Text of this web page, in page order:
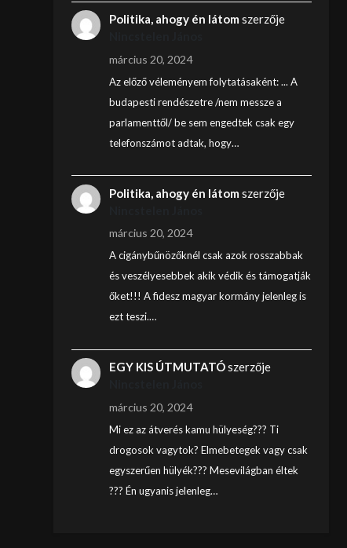
Politika, ahogy én látom szerzője
március 20, 2024
Az előző véleményem folytatásaként: ... A
budapesti rendészetre /nem messze a
parlamenttől/ be sem engedtek csak egy
telefonszámot adtak, hogy…
Politika, ahogy én látom szerzője
március 20, 2024
A cigánybűnözőknél csak azok rosszabbak
és veszélyesebbek akik védik és támogatják
őket!!! A fidesz magyar kormány jelenleg is
ezt teszi.…
EGY KIS ÚTMUTATÓszerzője
március 20, 2024
Mi ez az átverés kamu hülyeség??? Ti
drogosok vagytok? Elmebetegek vagy csak
egyszerűen hülyék??? Mesevilágban éltek
??? Én ugyanis jelenleg…